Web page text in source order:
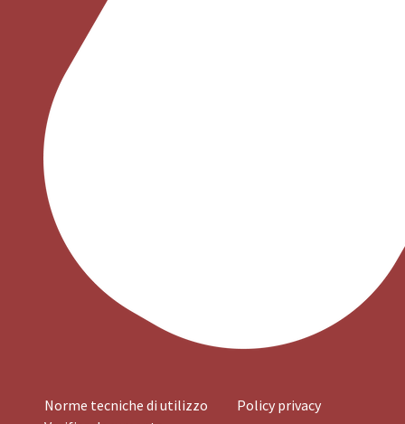
Norme tecniche di utilizzo
Policy privacy